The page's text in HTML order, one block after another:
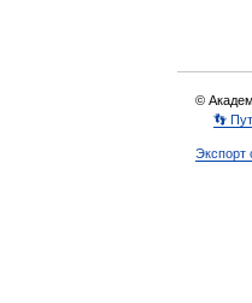
©
👣
Экспорт